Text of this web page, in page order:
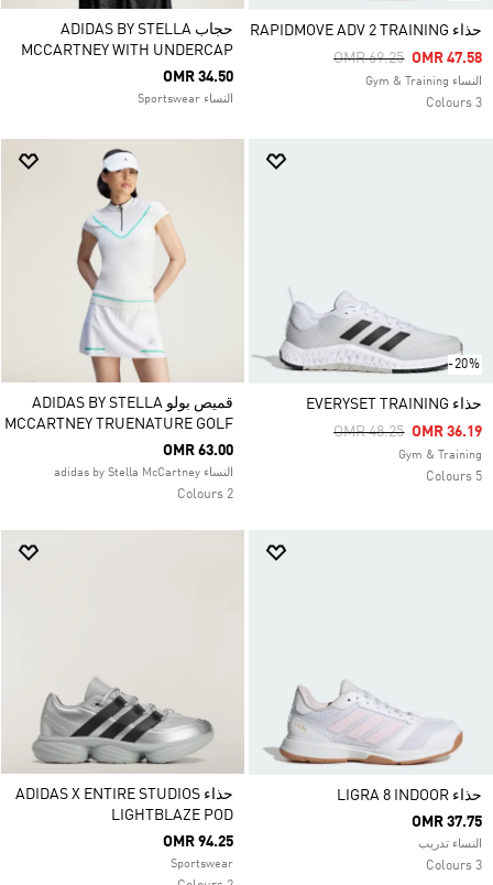
حذاء RAPIDMOVE ADV 2 TRAINING
Price Reduced From
OMR 69.25ToOMR 47.58
النساء Gym & Training
3 Colours
حجاب ADIDAS BY STELLA
MCCARTNEY WITH UNDERCAP
OMR 34.50
النساء Sportswear
-20%
حذاء EVERYSET TRAINING
Price Reduced From
OMR 48.25ToOMR 36.19
Gym & Training
5 Colours
قميص بولو ADIDAS BY STELLA
MCCARTNEY TRUENATURE GOLF
OMR 63.00
النساء adidas by Stella McCartney
2 Colours
حذاء LIGRA 8 INDOOR
OMR 37.75
النساء تدريب
3 Colours
حذاء ADIDAS X ENTIRE STUDIOS
LIGHTBLAZE POD
OMR 94.25
Sportswear